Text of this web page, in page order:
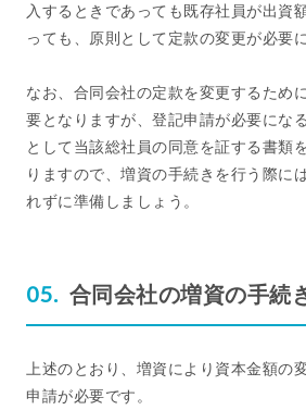
入するときであっても既存社員が出資
っても、原則として定款の変更が必要
なお、合同会社の定款を変更するため
要となりますが、登記申請が必要にな
として当該総社員の同意を証する書類
りますので、増資の手続きを行う際に
れずに準備しましょう。
合同会社の増資の手続
上述のとおり、増資により資本金額の
申請が必要です。